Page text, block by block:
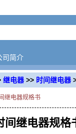
司简介
继电器>> 时间继电器
继电器规格书
间继电器规格